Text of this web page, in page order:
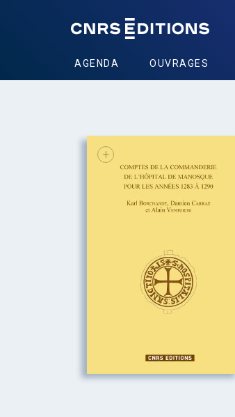
AGENDA OUVRAGES
+